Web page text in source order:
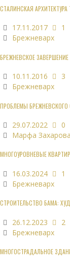
СТАЛИНСКАЯ
17.11.2017
1
Брежневарх
БРЕЖНЕВСКОЕ
10.11.2016
3
Брежневарх
ПРОБЛЕМЫ БРЕЖНЕВСКОГО
29.07.2022
0
Марфа Захарова
МНОГОУРОВНЕВЫЕ
16.03.2024
1
Брежневарх
СТРОИТЕЛЬСТВО БАМА:
26.12.2023
2
Брежневарх
МНОГОСТРАДАЛЬНОЕ